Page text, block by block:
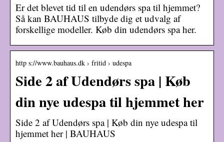
Er det blevet tid til en udendørs spa til hjemmet?
Så kan BAUHAUS tilbyde dig et udvalg af
forskellige modeller. Køb din udendørs spa her.
http s://www.bauhaus.dk › fritid › udespa
Side 2 af Udendørs spa | Køb
din nye udespa til hjemmet her
Side 2 af Udendørs spa | Køb din nye udespa til
hjemmet her | BAUHAUS